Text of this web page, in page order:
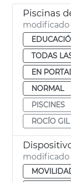
Piscinas
modificado
TODAS
EN
NORMAL
PISCINES
ROCÍO GIL
modificado